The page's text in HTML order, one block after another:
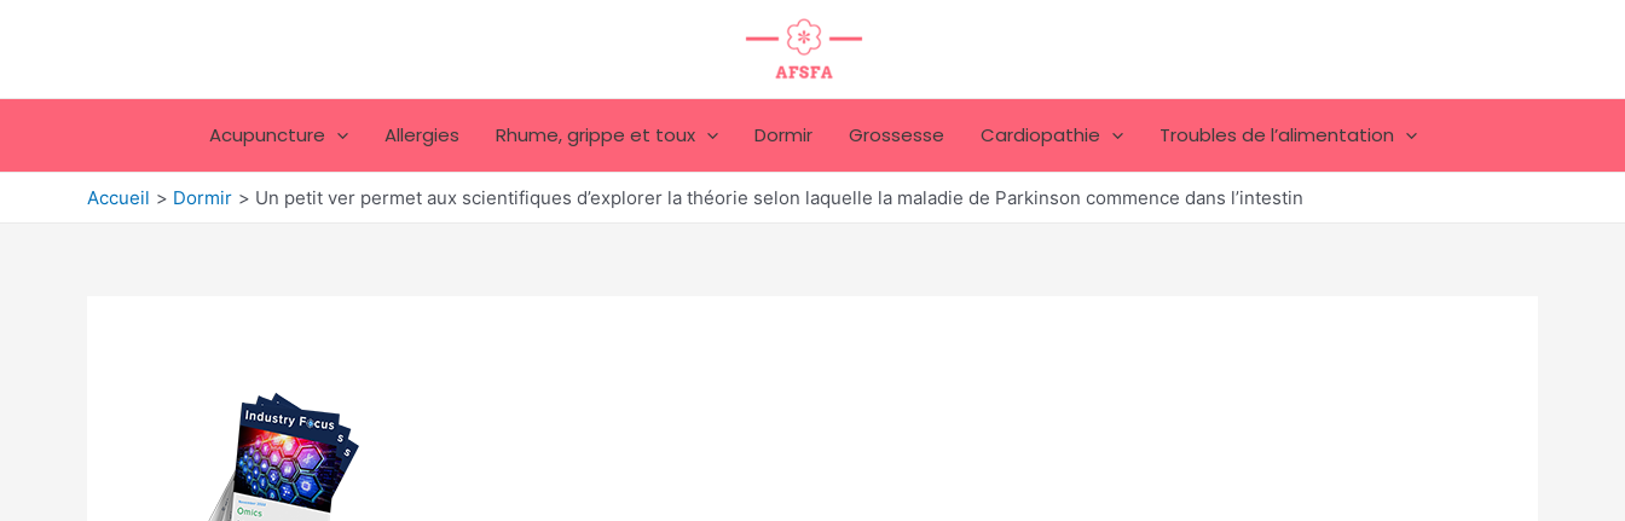
Acupuncture Allergies Rhume, grippe et toux Dormir Grossesse Cardiopathie Troubles de l’alimentation
Accueil Dormir Un petit ver permet aux scientifiques d’explorer la théorie selon laquelle la maladie de Parkinson commence dans l’intestin